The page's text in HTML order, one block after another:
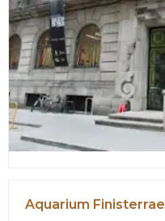
Aquarium Finisterrae